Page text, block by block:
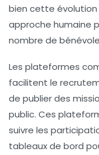
bien cette
approche humaine
nombre de
Les plateformes
facilitent le
de publier des
public. Ces
suivre les
tableaux de bord